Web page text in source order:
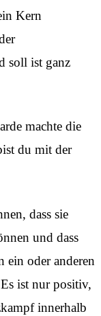
Kern
soll ist ganz
machte die
du mit der
dass sie
und dass
ein oder anderen
ist nur positiv,
innerhalb